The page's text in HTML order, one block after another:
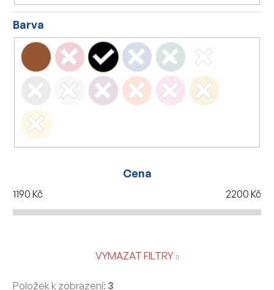
Barva
Cena
1190 Kč 2200 Kč
VYMAZAT FILTRY
Položek k zobrazení: 3